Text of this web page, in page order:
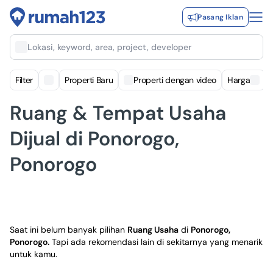
Pasang Iklan
Lokasi, keyword, area, project, developer
Filter Properti Baru Properti dengan video Harga
Ruang & Tempat Usaha
Dijual di Ponorogo,
Ponorogo
Saat ini belum banyak pilihan Ruang Usaha di Ponorogo,
Ponorogo. Tapi ada rekomendasi lain di sekitarnya yang menarik
untuk kamu.